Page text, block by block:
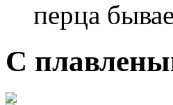
перца
С